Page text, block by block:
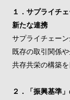
１．サプライチ
新たな連携
サプライチェー
既存の取引関係
共存共栄の構築を
２．「振興基準